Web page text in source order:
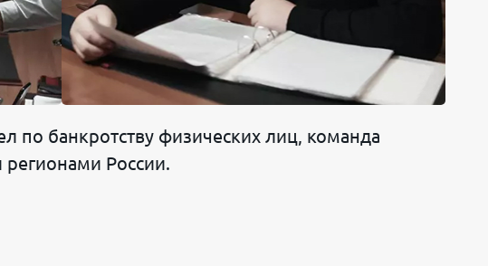
по банкротству физических лиц, команда
России.